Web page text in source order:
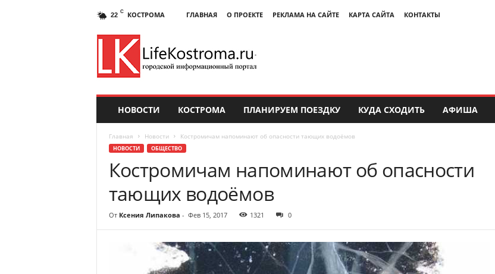
22 C КОСТРОМА ГЛАВНАЯ О ПРОЕКТЕ РЕКЛАМА НА САЙТЕ КАРТА САЙТА КОНТАКТЫ
НОВОСТИ КОСТРОМА ПЛАНИРУЕМ ПОЕЗДКУ КУДА СХОДИТЬ АФИША
Главная Новости Костромичам напоминают об опасности тающих водоёмов
НОВОСТИ ОБЩЕСТВО
Костромичам напоминают об опасности
тающих водоёмов
От Ксения Липакова - Фев 15, 2017 1321 0